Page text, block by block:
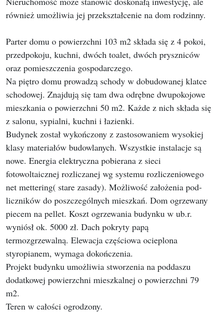
również umożliwia jej przekształcenie na dom rodzinny.
Parter domu o powierzchni 103 m2 składa się z 4 pokoi,
przedpokoju, kuchni, dwóch toalet, dwóch pryszniców
oraz pomieszczenia gospodarczego.
Na piętro domu prowadzą schody w dobudowanej klatce
schodowej. Znajdują się tam dwa odrębne dwupokojowe
mieszkania o powierzchni 50 m2. Każde z nich składa się
z salonu, sypialni, kuchni i łazienki.
Budynek został wykończony z zastosowaniem wysokiej
klasy materiałów budowlanych. Wszystkie instalacje są
nowe. Energia elektryczna pobierana z sieci
fotowoltaicznej rozliczanej wg systemu rozliczeniowego
net mettering( stare zasady). Możliwość założenia pod-
liczników do poszczególnych mieszkań. Dom ogrzewany
piecem na pellet. Koszt ogrzewania budynku w ub.r.
wyniósł ok. 5000 zł. Dach pokryty papą
termozgrzewalną. Elewacja częściowa ocieplona
styropianem, wymaga dokończenia.
Projekt budynku umożliwia stworzenia na poddaszu
dodatkowej powierzchni mieszkalnej o powierzchni 79
m2.
Teren w całości ogrodzony.